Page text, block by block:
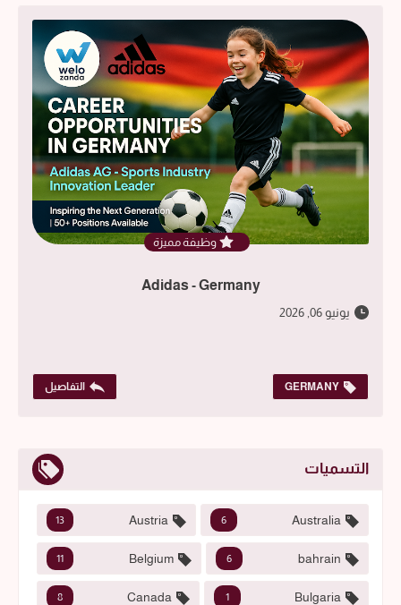
وظيفة مميزة
Adidas - Germany
يونيو 06, 2026
GERMANY التفاصيل
التسميات
Australia
6
Austria
13
bahrain
6
Belgium
11
Bulgaria
1
Canada
8